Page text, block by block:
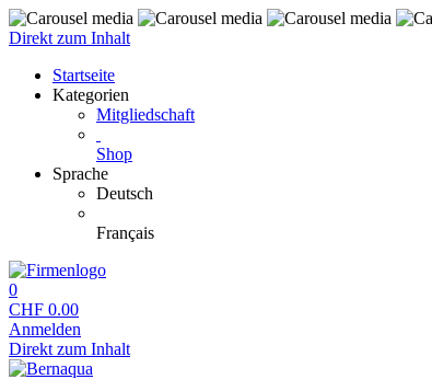
Direkt zum Inhalt
Startseite
Kategorien
Mitgliedschaft
Shop
Sprache
Deutsch
Français
0
CHF 0.00
Anmelden
Direkt zum Inhalt